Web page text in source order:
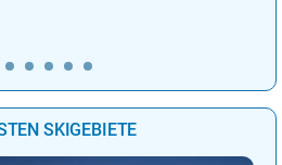
SKIGEBIETE